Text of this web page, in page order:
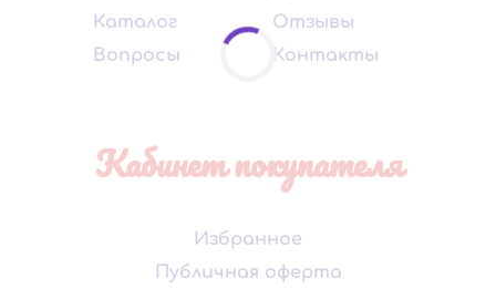
Каталог
Вопросы
Отзывы
Контакты
Кабинет покупателя
Избранное
Публичная оферта